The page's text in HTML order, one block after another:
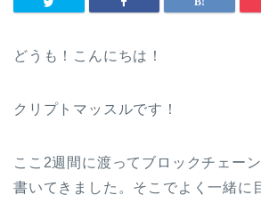
どうも！こんにちは！
クリプトマッスルです！
ここ2週間に渡ってブロックチェー
書いてきました。そこでよく一緒に